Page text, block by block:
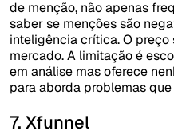
de menção, não apenas
saber se menções são
inteligência crítica. O
mercado. A limitação é
em análise mas oferece
para aborda problemas
7. Xfunnel